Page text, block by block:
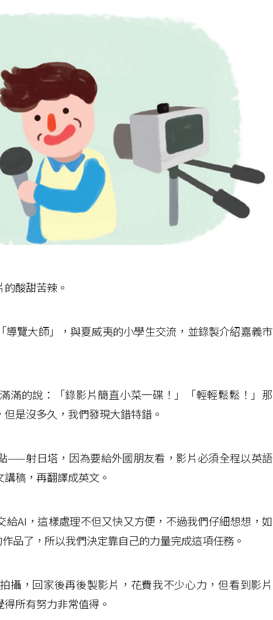
酸甜苦辣。
覽大師」，與夏威夷的小學生交流，並錄製介紹嘉義市
滿的說：「錄影片簡直小菜一碟！」「輕輕鬆鬆！」那
是沒多久，我們發現大錯特錯。
——射日塔，因為要給外國朋友看，影片必須全程以英語
稿，再翻譯成英文。
AI，這樣處理不但又快又方便，不過我們仔細想想，如
品了，所以我們決定靠自己的力量完成這項任務。
攝，回家後再後製影片，花費我不少心力，但看到影片
所有努力非常值得。